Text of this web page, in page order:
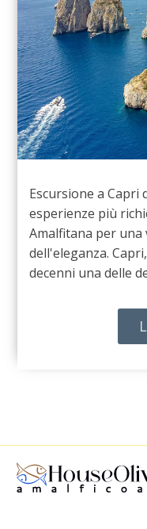
Escursione a Capri
esperienze più
Amalfitana per una
dell'eleganza.
decenni una delle